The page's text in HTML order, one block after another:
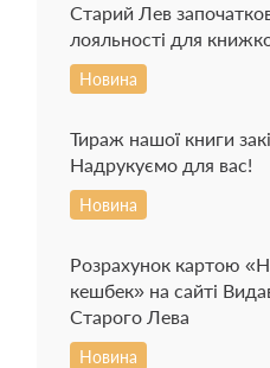
Старий Лев
лояльності для
Новина
Тираж нашої книги
Надрукуємо для вас!
Новина
Розрахунок картою
кешбек» на сайті
Старого Лева
Новина